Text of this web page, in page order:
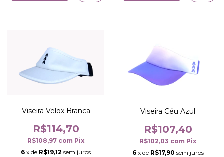
Viseira Velox Branca
R$114,70
R$108,97 com Pix
6 x de R$19,12 sem juros
Viseira Céu Azul
R$107,40
R$102,03 com Pix
6 x de R$17,90 sem juros